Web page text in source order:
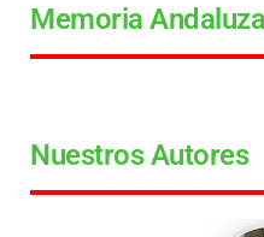
Memoria Andaluza
Nuestros Autores